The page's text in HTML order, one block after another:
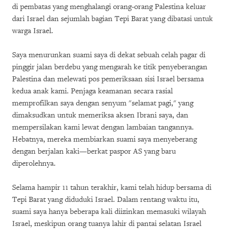
di pembatas yang menghalangi orang-orang Palestina keluar
dari Israel dan sejumlah bagian Tepi Barat yang dibatasi untuk
warga Israel.
Saya menurunkan suami saya di dekat sebuah celah pagar di
pinggir jalan berdebu yang mengarah ke titik penyeberangan
Palestina dan melewati pos pemeriksaan sisi Israel bersama
kedua anak kami. Penjaga keamanan secara rasial
memprofilkan saya dengan senyum "selamat pagi," yang
dimaksudkan untuk memeriksa aksen Ibrani saya, dan
mempersilakan kami lewat dengan lambaian tangannya.
Hebatnya, mereka membiarkan suami saya menyeberang
dengan berjalan kaki—berkat paspor AS yang baru
diperolehnya.
Selama hampir 11 tahun terakhir, kami telah hidup bersama di
Tepi Barat yang diduduki Israel. Dalam rentang waktu itu,
suami saya hanya beberapa kali diizinkan memasuki wilayah
Israel, meskipun orang tuanya lahir di pantai selatan Israel